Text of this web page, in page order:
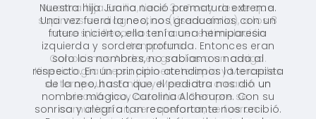
Nuestra hija Juana nació prematura extrema.
Una vez fuera la neo, nos graduamos con un
futuro incierto, ella tenía una hemiparesia
izquierda y sordera profunda. Entonces eran
solo los nombres, no sabíamos nada al
respecto. En un principio atendimos la terapista
de la neo, hasta que el pediatra nos dió un
nombre mágico, Carolina Alchouron. Con su
sonrisa y alegría tan reconfortante nos recibió.